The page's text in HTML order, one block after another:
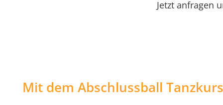
Jetzt anfragen
Mit dem Abschlussball